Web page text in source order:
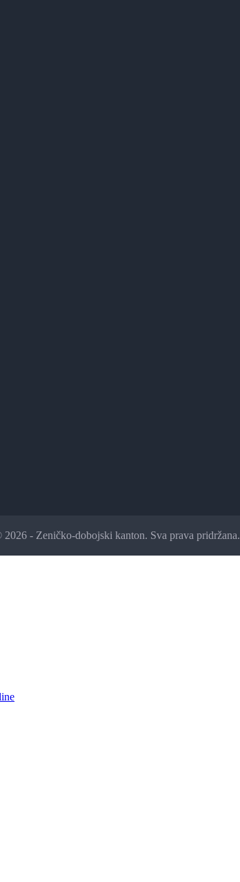
- Zeničko-dobojski kanton. Sva prava pridržana.